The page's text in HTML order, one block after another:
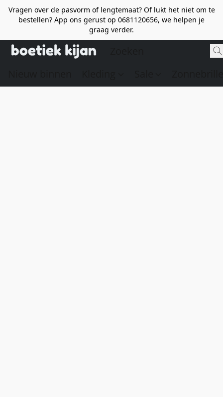
Vragen over de pasvorm of lengtemaat? Of lukt het niet om te
bestellen? App ons gerust op 0681120656, we helpen je
graag verder.